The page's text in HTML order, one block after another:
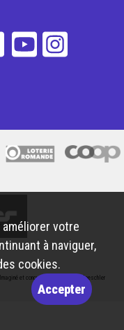
Imaginé et conçu par Giorgianni & Moeschler
votre
à naviguer,
cookies.
Accepter